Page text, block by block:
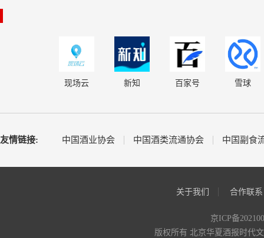
现场云 新知 百家号 雪球
友情链接: 中国酒业协会 中国酒类流通协会 中国副食
关于我们 合作联系
京ICP备
版权所有 北京华夏酒报时代文